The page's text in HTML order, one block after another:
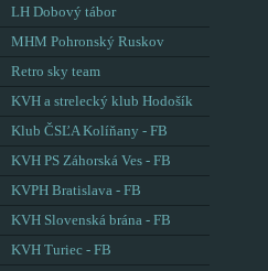
LH Dobový tábor
MHM Pohronský Ruskov
Retro sky team
KVH a strelecký klub Hodošík
Klub ČSĽA Kolíňany - FB
KVH PS Záhorská Ves - FB
KVPH Bratislava - FB
KVH Slovenská brána - FB
KVH Turiec - FB